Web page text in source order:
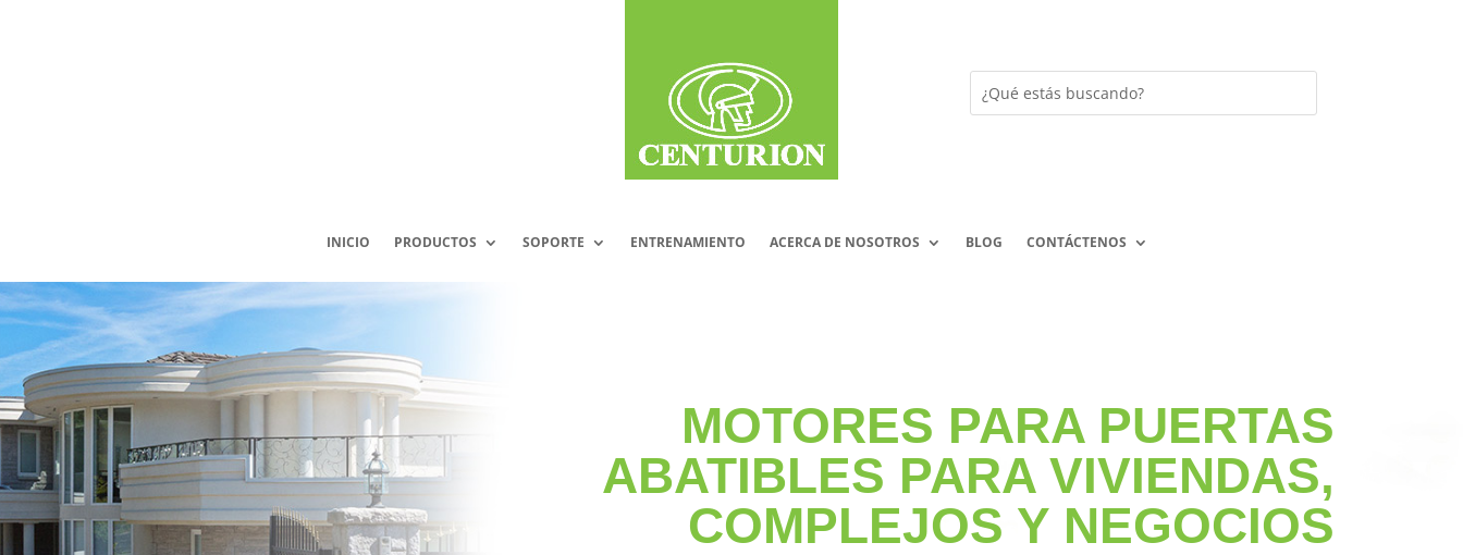
INICIO PRODUCTOS SOPORTE ENTRENAMIENTO ACERCA DE NOSOTROS BLOG CONTÁCTENOS
MOTORES PARA PUERTAS
ABATIBLES PARA VIVIENDAS,
COMPLEJOS Y NEGOCIOS